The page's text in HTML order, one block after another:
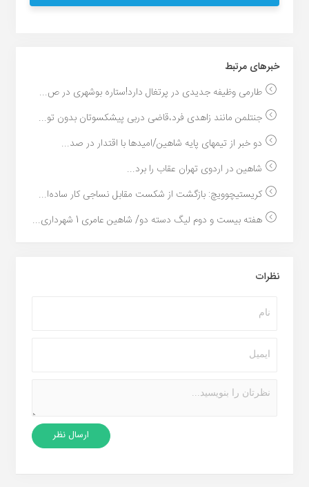
خبر‌های مرتبط
طارمی وظیفه جدیدی در پرتغال دارد!ستاره بوشهری در ص...
جنتلمن مانند زاهدی فرد،قاضی دربی پیشکسوتان بدون تو...
دو خبر از تیمهای پایه شاهین/امیدها با اقتدار در صد...
شاهین در اردوی تهران عقاب را برد...
کریستیچوویچ: بازگشت از شکست مقابل نساجی کار ساده‌ا...
هفته بیست و دوم لیگ دسته دو/ شاهین عامری 1 شهرداری...
نظرات